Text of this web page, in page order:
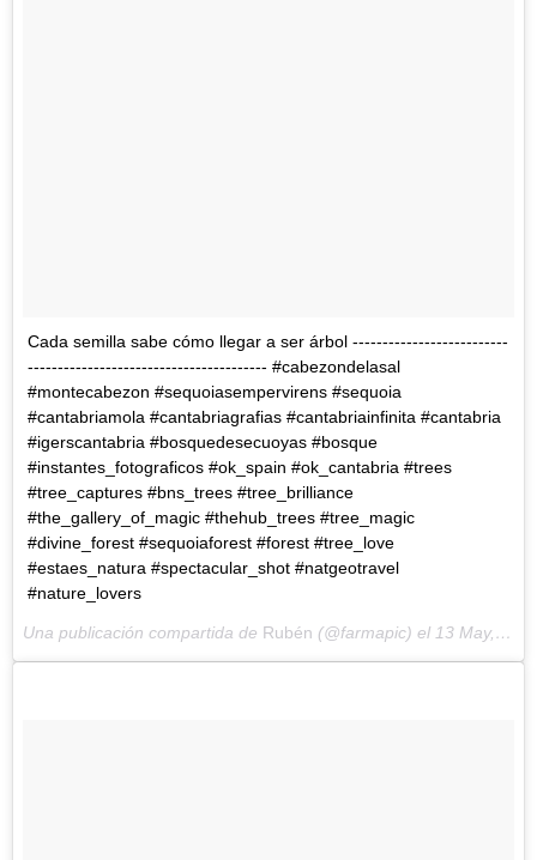
Cada semilla sabe cómo llegar a ser árbol --------------------------
---------------------------------------- #cabezondelasal
#montecabezon #sequoiasempervirens #sequoia
#cantabriamola #cantabriagrafias #cantabriainfinita #cantabria
#igerscantabria #bosquedesecuoyas #bosque
#instantes_fotograficos #ok_spain #ok_cantabria #trees
#tree_captures #bns_trees #tree_brilliance
#the_gallery_of_magic #thehub_trees #tree_magic
#divine_forest #sequoiaforest #forest #tree_love
#estaes_natura #spectacular_shot #natgeotravel
#nature_lovers
Una publicación compartida de Rubén (@farmapic) el 13 May, 2018 a las 1:27 PDT